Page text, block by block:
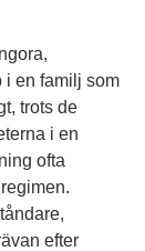
i en familj som
trots de
i en
ofta
efter